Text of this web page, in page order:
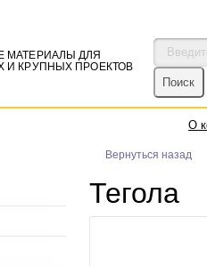
МАТЕРИАЛЫ ДЛЯ
И КРУПНЫХ ПРОЕКТОВ
О
Вернуться назад
Тегола